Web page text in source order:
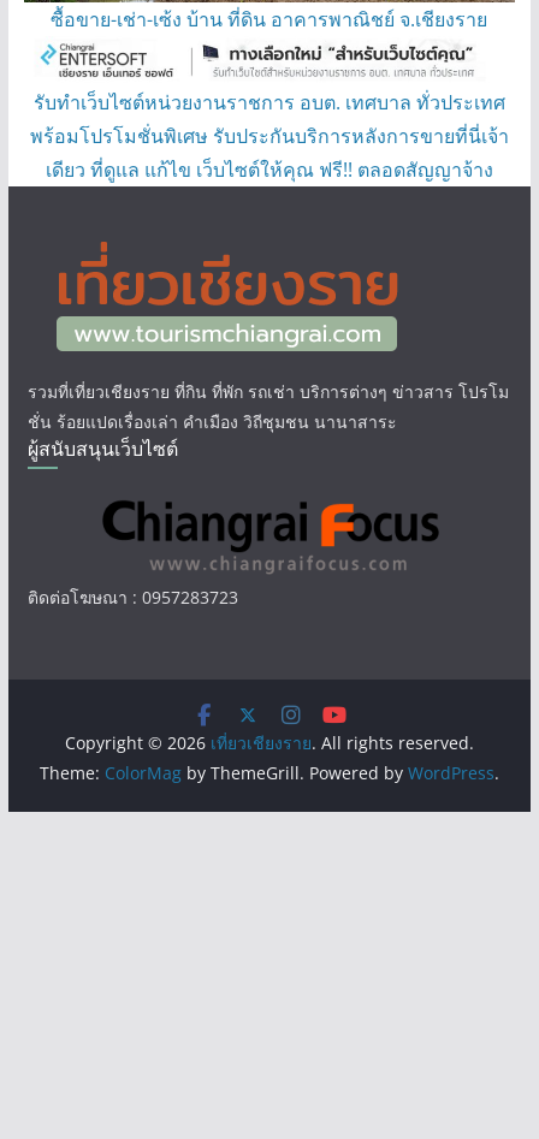
ซื้อขาย-เช่า-เซ้ง บ้าน ที่ดิน อาคารพาณิชย์ จ.เชียงราย
รับทำเว็บไซต์หน่วยงานราชการ อบต. เทศบาล ทั่วประเทศ
พร้อมโปรโมชั่นพิเศษ รับประกันบริการหลังการขายที่นี่เจ้า
เดียว ที่ดูแล แก้ไข เว็บไซต์ให้คุณ ฟรี!! ตลอดสัญญาจ้าง
รวมที่เที่ยวเชียงราย ที่กิน ที่พัก รถเช่า บริการต่างๆ ข่าวสาร โปรโม
ชั่น ร้อยแปดเรื่องเล่า คำเมือง วิถีชุมชน นานาสาระ
ผู้สนับสนุนเว็บไซต์
ติดต่อโฆษณา : 0957283723
Copyright © 2026 เที่ยวเชียงราย. All rights reserved.
Theme: ColorMagby ThemeGrill. Powered by WordPress.